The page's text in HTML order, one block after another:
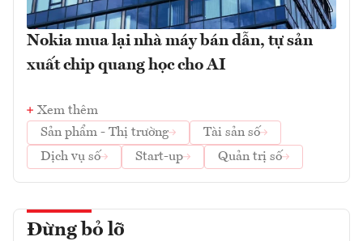
Nokia mua lại nhà máy bán dẫn, tự sản
xuất chip quang học cho AI
Xem thêm
Sản phẩm - Thị trường
Tài sản số
Dịch vụ số
Start-up Quản trị số
Đừng bỏ lỡ